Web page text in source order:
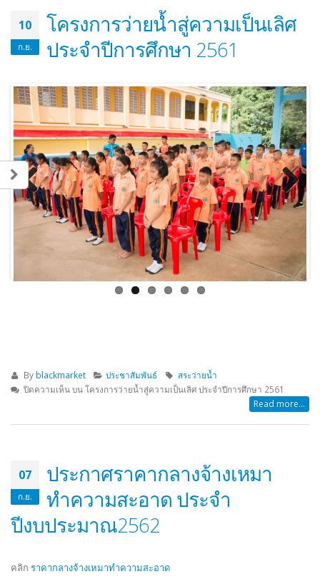
10
ก.ย.
โครงการว่ายน้ำสู่ความเป็นเลิศ
ประจำปีการศึกษา 2561
Previous Next
By blackmarket ประชาสัมพันธ์
สระว่ายน้ำ
ปิดความเห็นบน โครงการว่ายน้ำสู่ความเป็นเลิศ ประจำปีการศึกษา 2561
Read more...
07
ก.ย.
ประกาศราคากลางจ้างเหมา
ทำความสะอาด ประจำ
ปีงบประมาณ2562
คลิก ราคากลางจ้างเหมาทำความสะอาด